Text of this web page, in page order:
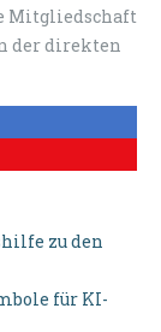
Mitgliedschaft
der direkten
zu den
für KI-